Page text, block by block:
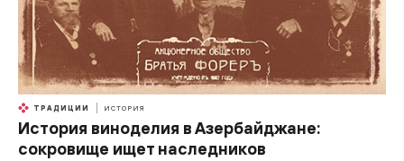
ТРАДИЦИИ ИСТОРИЯ
История виноделия в Азербайджане:
сокровище ищет наследников